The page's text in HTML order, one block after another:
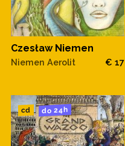
Czesław Niemen
Niemen Aerolit € 17
cd do 24h